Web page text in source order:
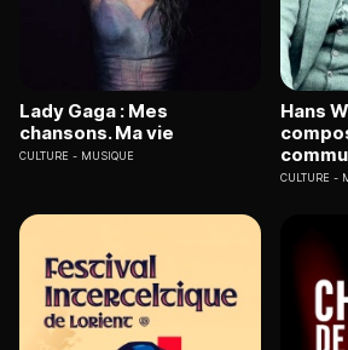
Lady Gaga : Mes
chansons. Ma vie
CULTURE MUSIQUE
Hans
CULTURE